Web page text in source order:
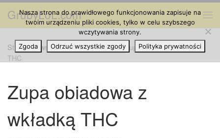
Przejdź do treści
GrubyLoL.com
Strona główna » Kuchnia Konopna » Zupa obiadowa z wkładką
THC
Zupa obiadowa z
wkładką THC
Nasza strona do prawidłowego funkcjonowania zapisuje na
twoim urządzeniu pliki cookies, tylko w celu szybszego
wczytywania strony.
Zgoda
Odrzuć wszystkie zgody Polityka prywatności